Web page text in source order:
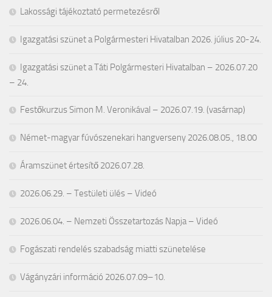
Lakossági tájékoztató permetezésről
Igazgatási szünet a Polgármesteri Hivatalban 2026. július 20-24.
Igazgatási szünet a Táti Polgármesteri Hivatalban – 2026.07.20
– 24.
Festőkurzus Simon M. Veronikával – 2026.07.19. (vasárnap)
Német-magyar fúvószenekari hangverseny 2026.08.05., 18.00
Áramszünet értesítő 2026.07.28.
2026.06.29. – Testületi ülés – Videó
2026.06.04. – Nemzeti Összetartozás Napja – Videó
Fogászati rendelés szabadság miatti szünetelése
Vágányzári információ 2026.07.09–10.